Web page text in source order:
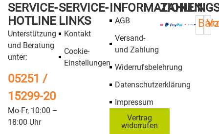
SERVICE-
HOTLINE
Unterstützung
und Beratung
unter:
05251 /
15299-20
Mo-Fr, 10:00 –
18:00 Uhr
SERVICE-
LINKS
Kontakt
Cookie-
Einstellungen
INFORMATIONEN
AGB
Versand-
und Zahlung
Widerrufsbelehrung
Datenschutzerklärung
Impressum
Vertrag
widerrufen